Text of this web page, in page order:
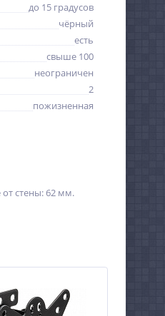
до 15 градусов
чёрный
есть
свыше 100
неограничен
2
пожизненная
от стены: 62 мм.